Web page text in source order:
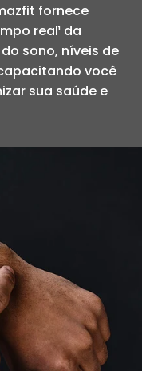
fornece
real¹ da
sono, níveis de
você
sua saúde e